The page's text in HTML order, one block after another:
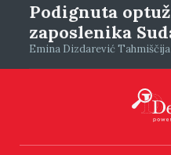
Podignuta
zaposlenika
Emina Dizdarević Tahmiščija